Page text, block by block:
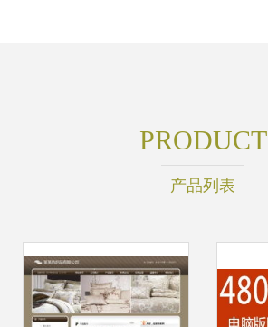
PRODUCT
产品列表